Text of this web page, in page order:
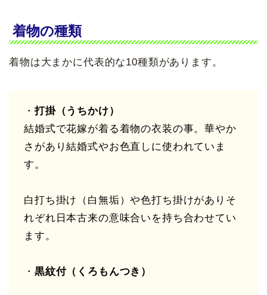
着物の種類
着物は大まかに代表的な10種類があります。
・ 打掛（うちかけ）
結婚式で花嫁が着る着物の衣装の事。華やか
さがあり結婚式やお色直しに使われていま
す。
白打ち掛け（白無垢）や色打ち掛けがありそ
れぞれ日本古来の意味合いを持ち合わせてい
ます。
・ 黒紋付（くろもんつき）